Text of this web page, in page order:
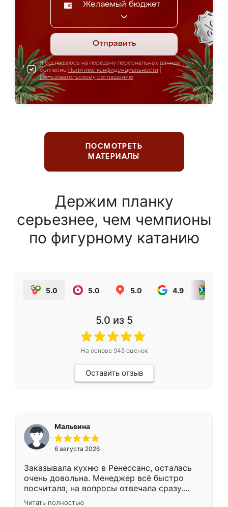
Желаемый бюджет
Отправить
Я соглашаюсь на передачу персональных данных
согласно Политике конфиденциальности
Пользовательскому соглашению
ПОСМОТРЕТЬ
МАТЕРИАЛЫ
Держим планку
серьезнее, чем чемпионы
по фигурному катанию
5.0 5.0 5.0 4.9
5.0 из 5
На основе 945оценок
Оставить отзыв
Мальвина
6 августа 2026
Заказывала кухню в Ренессанс, осталась
очень довольна. Менеджер всё быстро
посчитала, на вопросы отвечала сразу.
Замерщик приехал в субботу, подошёл к
Читать полностью